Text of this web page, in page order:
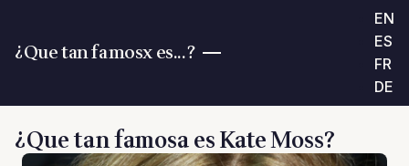
¿Que tan famosx es...?
EN
ES
FR
DE
¿Que tan famosa es Kate Moss?